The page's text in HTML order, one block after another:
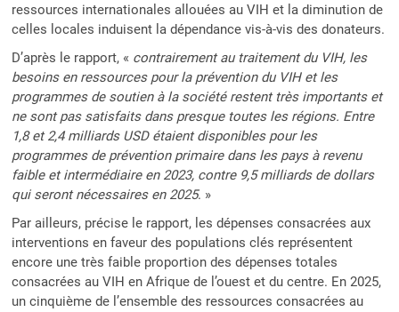
ressources internationales allouées au VIH et la diminution de
celles locales induisent la dépendance vis-à-vis des donateurs.
D’après le rapport, « contrairement au traitement du VIH, les
besoins en ressources pour la prévention du VIH et les
programmes de soutien à la société restent très importants et
ne sont pas satisfaits dans presque toutes les régions. Entre
1,8 et 2,4 milliards USD étaient disponibles pour les
programmes de prévention primaire dans les pays à revenu
faible et intermédiaire en 2023, contre 9,5 milliards de dollars
qui seront nécessaires en 2025. »
Par ailleurs, précise le rapport, les dépenses consacrées aux
interventions en faveur des populations clés représentent
encore une très faible proportion des dépenses totales
consacrées au VIH en Afrique de l’ouest et du centre. En 2025,
un cinquième de l’ensemble des ressources consacrées au